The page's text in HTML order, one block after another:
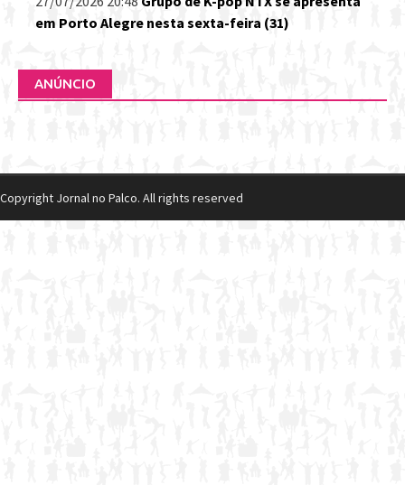
em Porto Alegre nesta sexta-feira (31)
ANÚNCIO
Copyright Jornal no Palco. All rights reserved